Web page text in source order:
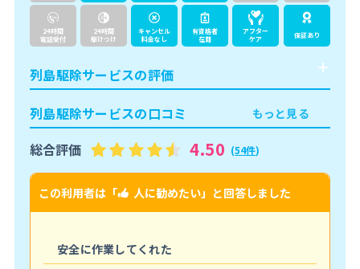
24時間
電話受付
24時間
駆けつけ
キャンセル
料金なし
有資格者
在籍
アフター
ケア
保証あり
列島駆除サービスの評価
列島駆除サービスの口コミ
もっと見る
総合評価 4.50 (54件)
この利用者は「 人に勧めたい」と回答しました
安全に作業してくれた